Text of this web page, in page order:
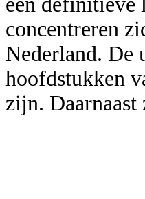
concentreren
Nederland. De
hoofdstukken
zijn.